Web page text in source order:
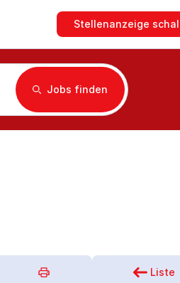
Stellenanzeige
Jobs finden
Liste